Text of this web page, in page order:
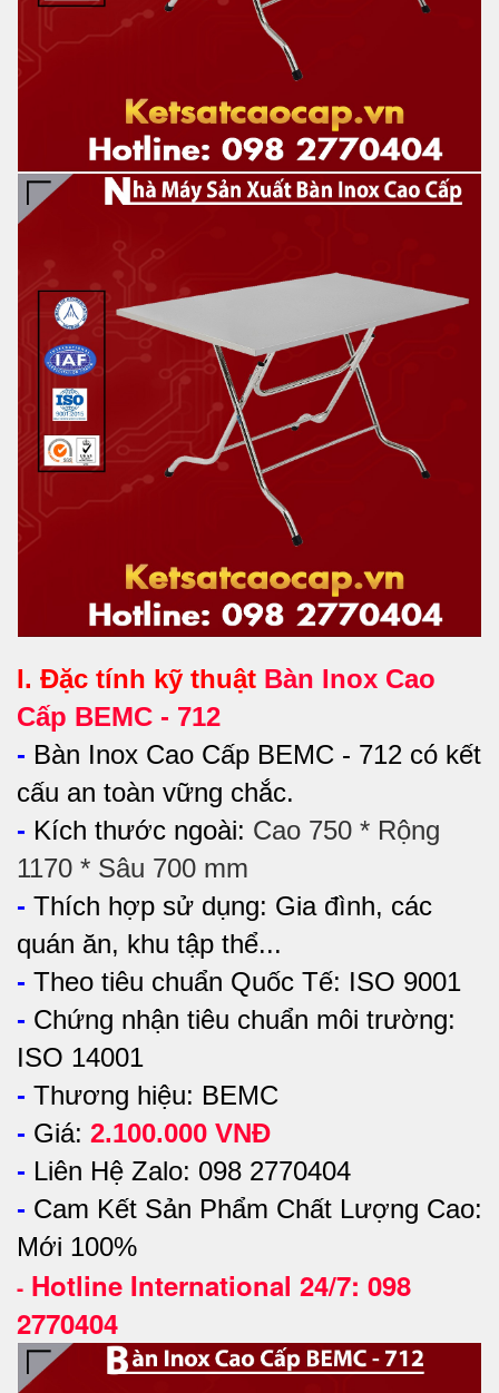
I. Đặc tính kỹ thuật Bàn Inox Cao
Cấp BEMC - 712
- Bàn Inox Cao Cấp BEMC - 712 có kết
cấu an toàn vững chắc.
- Kích thước ngoài: Cao 750 * Rộng
1170 * Sâu 700 mm
- Thích hợp sử dụng: Gia đình, các
quán ăn, khu tập thể...
- Theo tiêu chuẩn Quốc Tế: ISO 9001
- Chứng nhận tiêu chuẩn môi trường:
ISO 14001
- Thương hiệu: BEMC
- Giá: 2.100.000 VNĐ
- Liên Hệ Zalo: 098 2770404
- Cam Kết Sản Phẩm Chất Lượng Cao:
Mới 100%
- Hotline International 24/7: 098
2770404